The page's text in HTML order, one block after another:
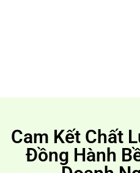
Cam Kết Chất
Đồng Hành